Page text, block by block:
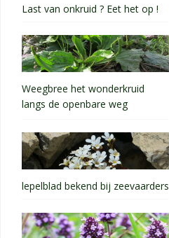
Last van onkruid ? Eet het op !
Weegbree het wonderkruid
langs de openbare weg
lepelblad bekend bij zeevaarders